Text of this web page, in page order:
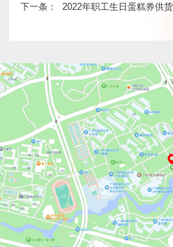
下一条： 2022年职工生日蛋糕券供